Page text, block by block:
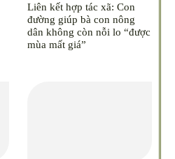
Liên kết hợp tác xã: Con
đường giúp bà con nông
dân không còn nỗi lo “được
mùa mất giá”